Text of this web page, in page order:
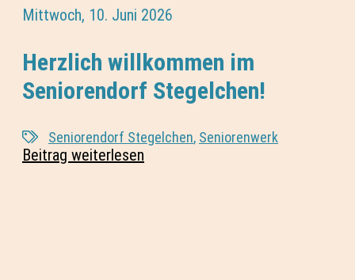
Mittwoch, 10. Juni 2026
Herzlich willkommen im
Seniorendorf Stegelchen!
Seniorendorf Stegelchen, Seniorenwerk
Beitrag weiterlesen